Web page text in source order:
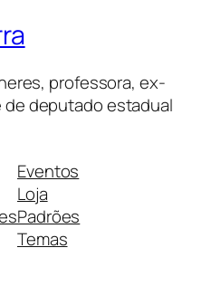
professora, ex-
deputado estadual
Eventos
Loja
Padrões
Temas